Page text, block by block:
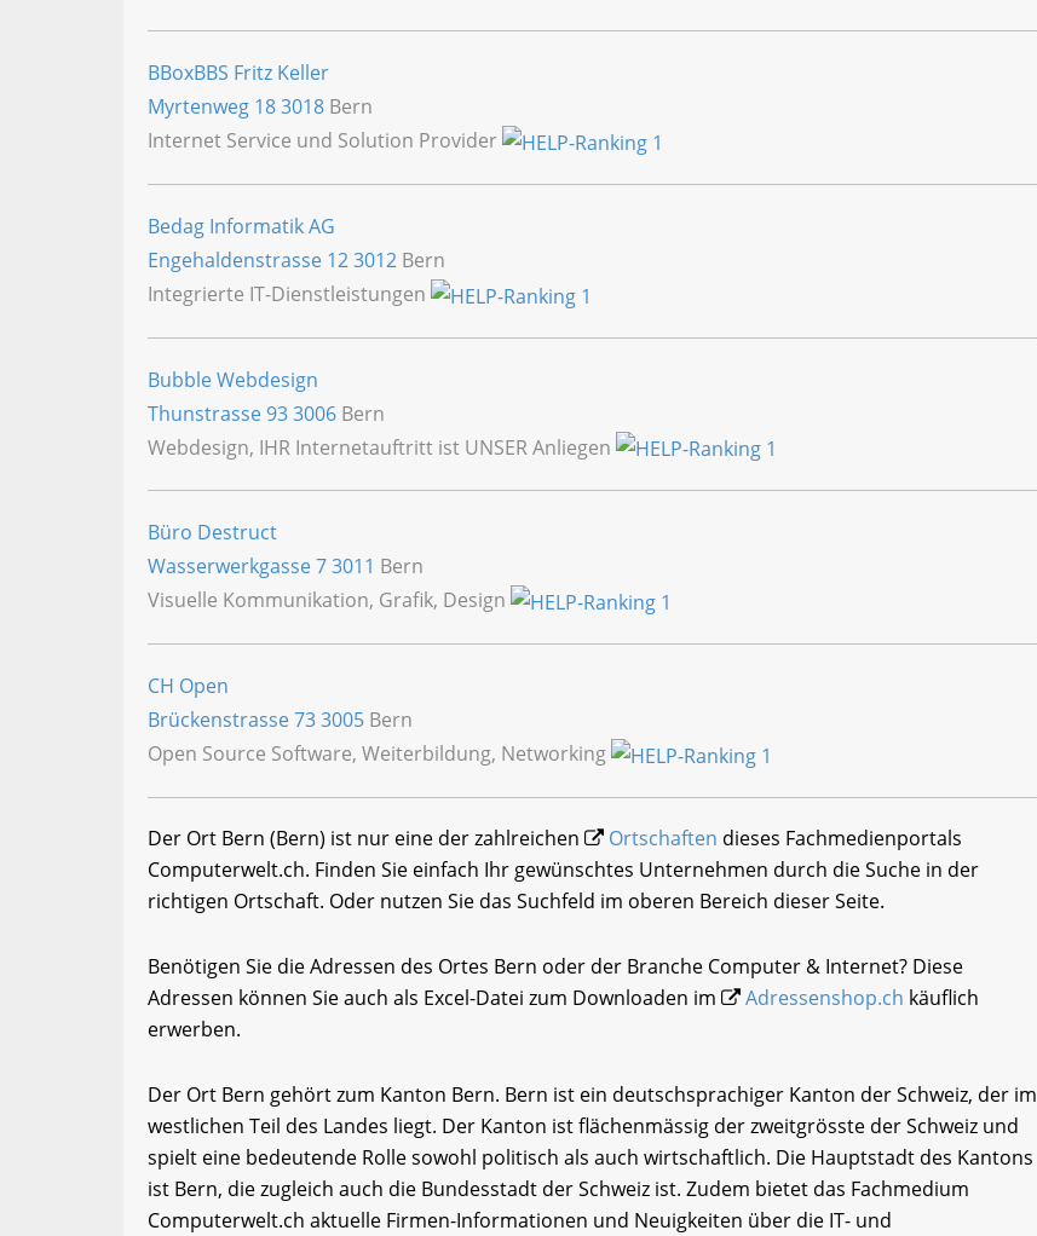
BBoxBBS Fritz Keller
Myrtenweg 183018 Bern
Internet Service und Solution Provider
Bedag Informatik AG
Engehaldenstrasse 123012 Bern
Integrierte IT-Dienstleistungen
Bubble Webdesign
Thunstrasse 933006 Bern
Webdesign, IHR Internetauftritt ist UNSER Anliegen
Büro Destruct
Wasserwerkgasse 73011 Bern
Visuelle Kommunikation, Grafik, Design
CH Open
Brückenstrasse 733005 Bern
Open Source Software, Weiterbildung, Networking
Der Ort Bern (Bern) ist nur eine der zahlreichen Ortschaften dieses Fachmedienportals
Computerwelt.ch. Finden Sie einfach Ihr gewünschtes Unternehmen durch die Suche in der
richtigen Ortschaft. Oder nutzen Sie das Suchfeld im oberen Bereich dieser Seite.
Benötigen Sie die Adressen des Ortes Bern oder der Branche Computer & Internet? Diese
Adressen können Sie auch als Excel-Datei zum Downloaden im
Adressenshop.ch käuflich
erwerben.
Der Ort Bern gehört zum Kanton Bern. Bern ist ein deutschsprachiger Kanton der Schweiz, der im
westlichen Teil des Landes liegt. Der Kanton ist flächenmässig der zweitgrösste der Schweiz und
spielt eine bedeutende Rolle sowohl politisch als auch wirtschaftlich. Die Hauptstadt des Kantons
ist Bern, die zugleich auch die Bundesstadt der Schweiz ist. Zudem bietet das Fachmedium
Computerwelt.ch aktuelle Firmen-Informationen und Neuigkeiten über die IT- und